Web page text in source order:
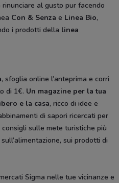
rinunciare al gusto pur facendo
Con & Senza e Linea Bio,
i prodotti della linea
, sfoglia online l’anteprima e corri
di 1€. Un magazine per la tua
e la casa, ricco di idee e
di sapori ricercati per
sulle mete turistiche più
sui prodotti di
Sigma nelle tue vicinanze e